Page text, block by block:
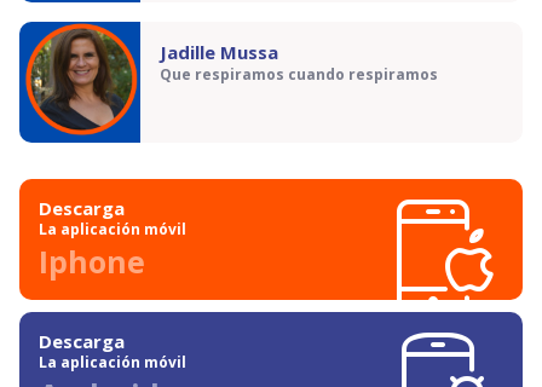
Jadille Mussa
Que respiramos cuando respiramos
Descarga
La aplicación móvil
Iphone
Descarga
La aplicación móvil